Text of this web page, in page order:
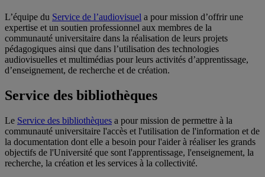
L’équipe du Service de l’audiovisuel a pour mission d’offrir une
expertise et un soutien professionnel aux membres de la
communauté universitaire dans la réalisation de leurs projets
pédagogiques ainsi que dans l’utilisation des technologies
audiovisuelles et multimédias pour leurs activités d’apprentissage,
d’enseignement, de recherche et de création.
Service des bibliothèques
Le Service des bibliothèques a pour mission de permettre à la
communauté universitaire l'accès et l'utilisation de l'information et de
la documentation dont elle a besoin pour l'aider à réaliser les grands
objectifs de l'Université que sont l'apprentissage, l'enseignement, la
recherche, la création et les services à la collectivité.